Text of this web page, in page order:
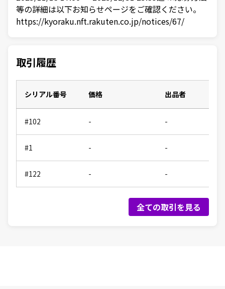
等の詳細は以下お知らせページをご確認ください。
https://kyoraku.nft.rakuten.co.jp/notices/67/
取引履歴
シリアル番号 価格 出品者
#102 - -
#1 - -
#122 - -
全ての取引を見る